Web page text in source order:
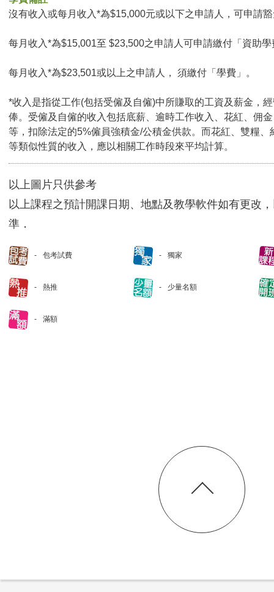
沒有收入或每月收入*為$15,000元或以下之申請人，可申請
每月收入*為$15,001至 $23,500之申請人可申請繳付「資助學
每月收入*為$23,501或以上之申請人， 須繳付「學費」。
*收入是指從工作(包括受僱及自僱)中所賺取的工資及薪金，
俸。受僱及自僱的收入包括底薪、逾時工作收入、花紅、佣
等，扣除法定的5%僱員強積金/公積金供款。而花紅、雙糧、
等類似性質的收入，應以相關工作時段來平均計算。
以上圖片只供參考
以上課程之預計開課日期、地點及教學軟件如有更改
準．
包考試費 獨家
熱推 少量名額
滿額